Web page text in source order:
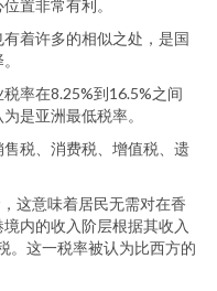
置非常有利。
着许多的相似之处，是国
税率在8.25%到16.5%之间
是亚洲最低税率。
税、消费税、增值税、遗
这意味着居民无需对在香
内的收入阶层根据其收入
。这一税率被认为比西方的